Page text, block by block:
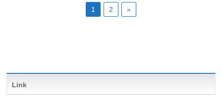
1 2 »
Link